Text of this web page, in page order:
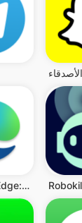
Microsoft Edge: متصفح AI